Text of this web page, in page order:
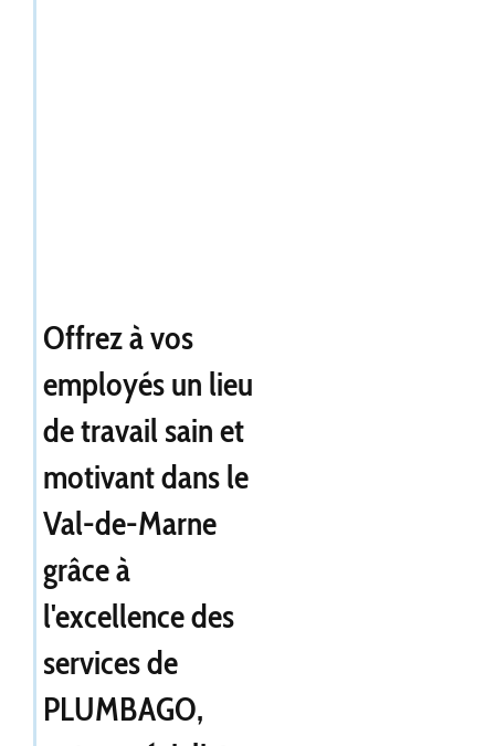
Offrez à vos
employés un lieu
de travail sain et
motivant dans le
Val-de-Marne
grâce à
l'excellence des
services de
PLUMBAGO,